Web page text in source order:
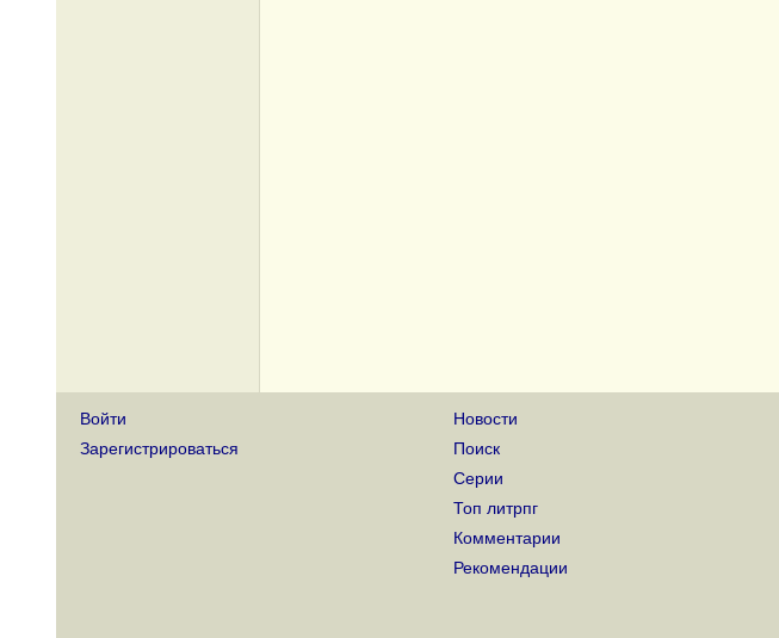
Войти
Зарегистрироваться
Новости
Поиск
Серии
Топ литрпг
Комментарии
Рекомендации